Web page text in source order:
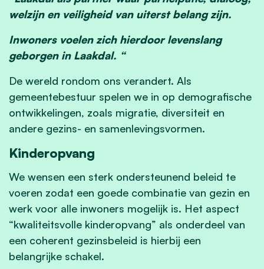
welzijn en veiligheid van uiterst belang zijn.
Inwoners voelen zich hierdoor levenslang
geborgen in Laakdal. “
De wereld rondom ons verandert. Als
gemeentebestuur spelen we in op demografische
ontwikkelingen, zoals migratie, diversiteit en
andere gezins- en samenlevingsvormen.
Kinderopvang
We wensen een sterk ondersteunend beleid te
voeren zodat een goede combinatie van gezin en
werk voor alle inwoners mogelijk is. Het aspect
“kwaliteitsvolle kinderopvang” als onderdeel van
een coherent gezinsbeleid is hierbij een
belangrijke schakel.